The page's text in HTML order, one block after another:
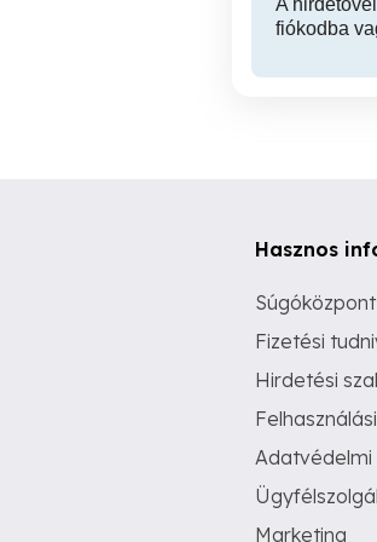
A
fiókodba
Hasznos
Súgóközpont
Fizetési
Hirdetési
Adatvédelmi
Marketing